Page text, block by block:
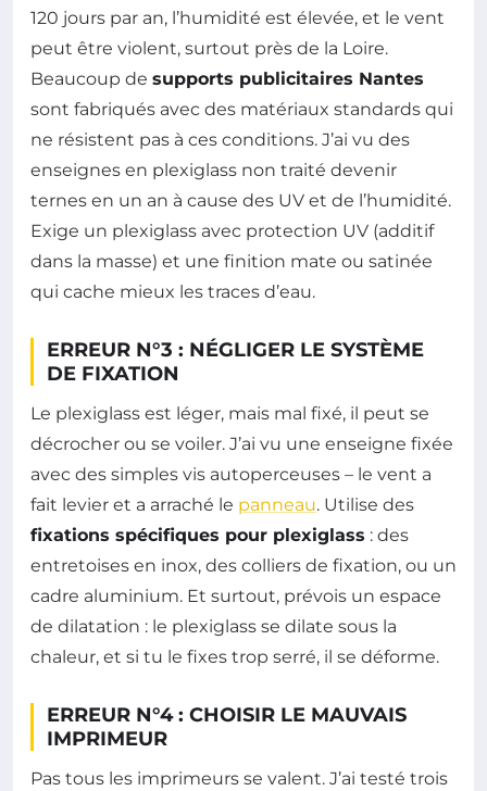
120 jours par an, l’humidité est élevée, et le vent
peut être violent, surtout près de la Loire.
Beaucoup de supports publicitaires Nantes
sont fabriqués avec des matériaux standards qui
ne résistent pas à ces conditions. J’ai vu des
enseignes en plexiglass non traité devenir
ternes en un an à cause des UV et de l’humidité.
Exige un plexiglass avec protection UV (additif
dans la masse) et une finition mate ou satinée
qui cache mieux les traces d’eau.
ERREUR N°3 : NÉGLIGER LE SYSTÈME
DE FIXATION
Le plexiglass est léger, mais mal fixé, il peut se
décrocher ou se voiler. J’ai vu une enseigne fixée
avec des simples vis autoperceuses – le vent a
fait levier et a arraché le panneau. Utilise des
fixations spécifiques pour plexiglass : des
entretoises en inox, des colliers de fixation, ou un
cadre aluminium. Et surtout, prévois un espace
de dilatation : le plexiglass se dilate sous la
chaleur, et si tu le fixes trop serré, il se déforme.
ERREUR N°4 : CHOISIR LE MAUVAIS
IMPRIMEUR
Pas tous les imprimeurs se valent. J’ai testé trois